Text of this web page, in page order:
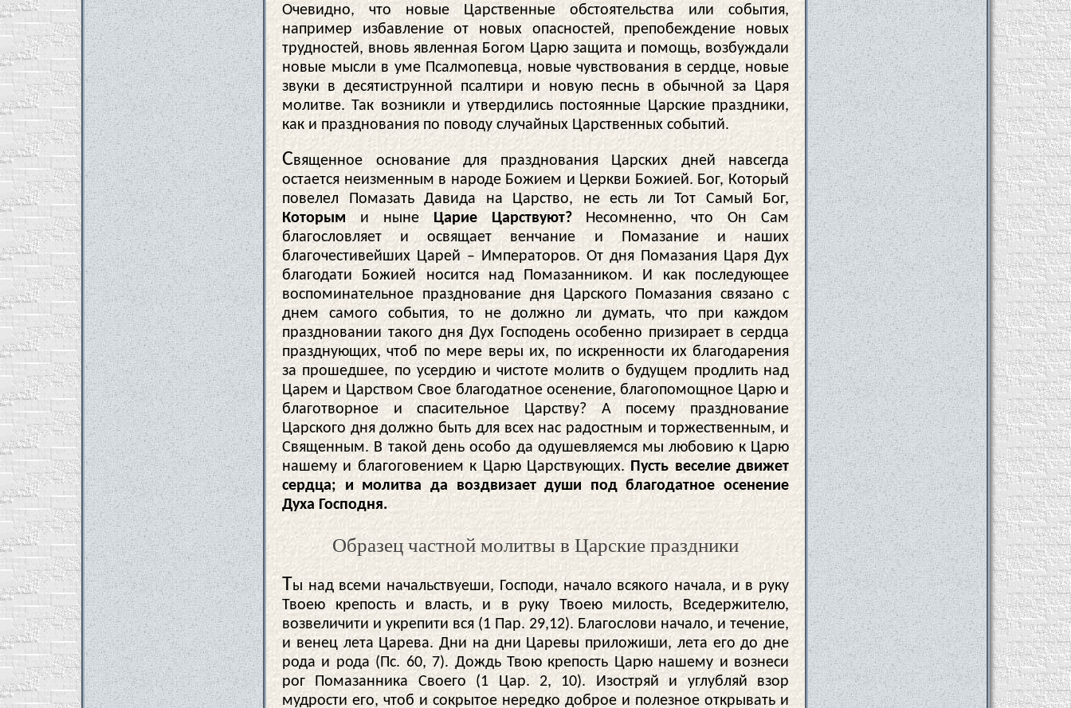
Очевидно, что новые Царственные обстоятельства или события,
например избавление от новых опасностей, препобеждение новых
трудностей, вновь явленная Богом Царю защита и помощь, возбуждали
новые мысли в уме Псалмопевца, новые чувствования в сердце, новые
звуки в десятиструнной псалтири и новую песнь в обычной за Царя
молитве. Так возникли и утвердились постоянные Царские праздники,
как и празднования по поводу случайных Царственных событий.
Священное основание для празднования Царских дней навсегда
остается неизменным в народе Божием и Церкви Божией. Бог, Который
повелел Помазать Давида на Царство, не есть ли Тот Самый Бог,
Которым и ныне Царие Царствуют?Несомненно, что Он Сам
благословляет и освящает венчание и Помазание и наших
благочестивейших Царей – Императоров. От дня Помазания Царя Дух
благодати Божией носится над Помазанником. И как последующее
воспоминательное празднование дня Царского Помазания связано с
днем самого события, то не должно ли думать, что при каждом
праздновании такого дня Дух Господень особенно призирает в сердца
празднующих, чтоб по мере веры их, по искренности их благодарения
за прошедшее, по усердию и чистоте молитв о будущем продлить над
Царем и Царством Свое благодатное осенение, благопомощное Царю и
благотворное и спасительное Царству? А посему празднование
Царского дня должно быть для всех нас радостным и торжественным, и
Священным. В такой день особо да одушевляемся мы любовию к Царю
нашему и благоговением к Царю Царствующих. Пусть веселие движет
сердца; и молитва да воздвизает души под благодатное осенение
Духа Господня.
Образец частной молитвы в Царские праздники
Ты над всеми начальствуеши, Господи, начало всякого начала, и в руку
Твоею крепость и власть, и в руку Твоею милость, Вседержителю,
возвеличити и укрепити вся (1 Пар. 29,12). Благослови начало, и течение,
и венец лета Царева. Дни на дни Царевы приложиши, лета его до дне
рода и рода (Пс. 60, 7). Дождь Твою крепость Царю нашему и вознеси
рог Помазанника Своего (1 Цар. 2, 10). Изостряй и углубляй взор
мудрости его, чтоб и сокрытое нередко доброе и полезное открывать и